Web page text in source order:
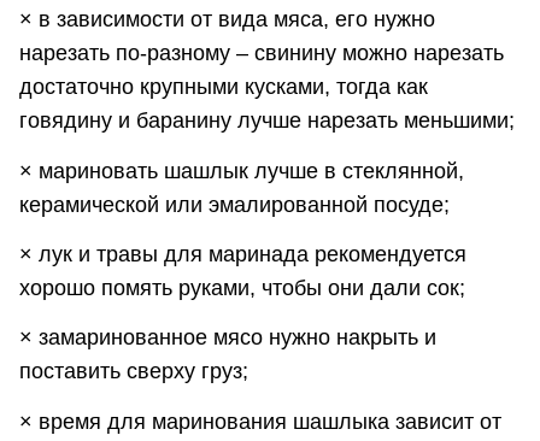
× в зависимости от вида мяса, его нужно
нарезать по-разному – свинину можно нарезать
достаточно крупными кусками, тогда как
говядину и баранину лучше нарезать меньшими;
× мариновать шашлык лучше в стеклянной,
керамической или эмалированной посуде;
× лук и травы для маринада рекомендуется
хорошо помять руками, чтобы они дали сок;
× замаринованное мясо нужно накрыть и
поставить сверху груз;
× время для маринования шашлыка зависит от